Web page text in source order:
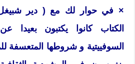
× في حوار لك مع ( دير شبيغل
الكتاب كانوا يكتبون بعيدا
السوفييتية و شروطها المتعسفة